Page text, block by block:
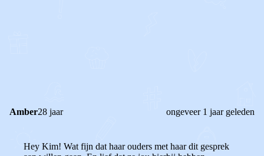
Amber28 jaar ongeveer 1 jaar geleden
Hey Kim! Wat fijn dat haar ouders met haar dit gesprek